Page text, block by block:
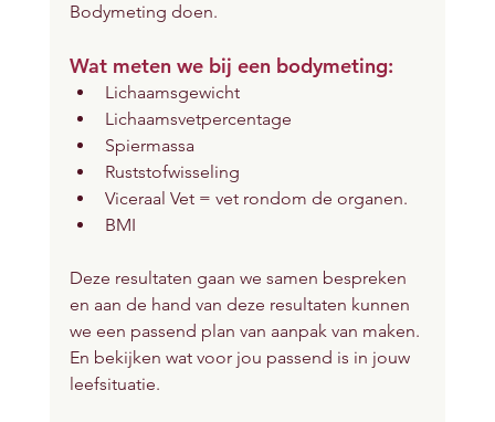
Bodymeting doen.
Wat meten we bij een bodymeting:
Lichaamsgewicht
Lichaamsvetpercentage
Spiermassa
Ruststofwisseling
Viceraal Vet = vet rondom de organen.
BMI
Deze resultaten gaan we samen bespreken
en aan de hand van deze resultaten kunnen
we een passend plan van aanpak van maken.
En bekijken wat voor jou passend is in jouw
leefsituatie.